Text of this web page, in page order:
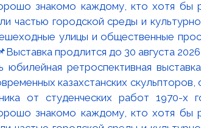
юбилейная ретроспективная
казахстанских скульпторов,
от студенческих работ 1970-х
знакомо каждому, кто хотя бы